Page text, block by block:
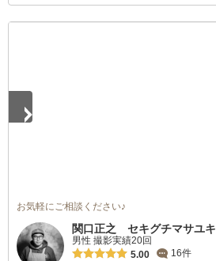
お気軽にご相談ください♪
関口正之 セキグチマサユキ
男性 撮影実績20回
5.00
16件